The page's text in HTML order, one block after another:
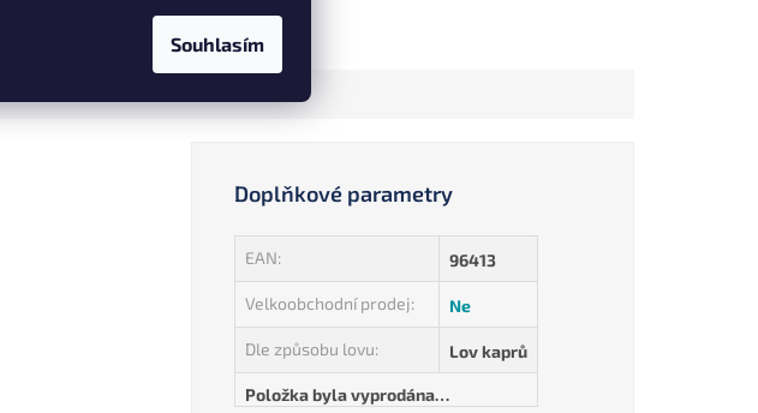
Souhlasím
Doplňkové parametry
EAN: 96413
Velkoobchodní prodej: Ne
Dle způsobu lovu: Lov kaprů
Položka byla vyprodána…